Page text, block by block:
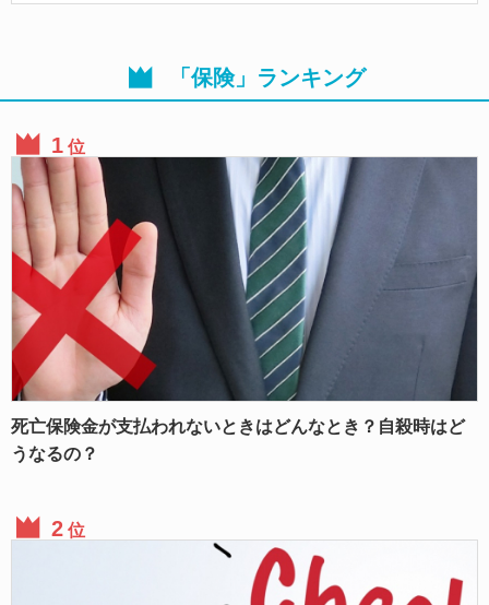
「保険」ランキング
位
死亡保険金が支払われないときはどんなとき？自殺時はど
うなるの？
位